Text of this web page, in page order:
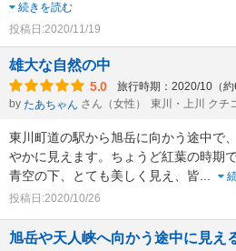
続きを読む
投稿日:2020/11/19
雄大な自然の中
5.0 旅行時期：2020/10（約
by たあちゃん さん（女性） 東川・上川 クチ
東川町道の駅から旭岳に向かう途中で
やかに見えます。ちょうど紅葉の時期
青空の下、とても美しく見え、皆...
投稿日:2020/10/26
旭岳や天人峡へ向かう途中に見え